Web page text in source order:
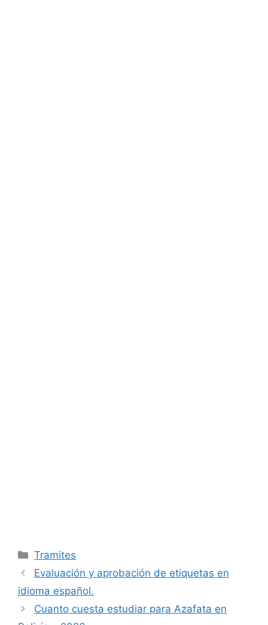
Categories
Tramites
Evaluación y aprobación de etiquetas en
idioma español.
Cuanto cuesta estudiar para Azafata en